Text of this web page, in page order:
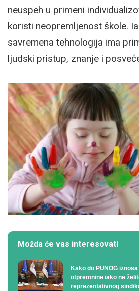
neuspeh u primeni
koristi neopremljenost škole.
savremena tehnologija ima
ljudski pristup, znanje i
Možda će vas interesovati
Kako do PUNOG
otpremnine iako ne
reprezentativnog